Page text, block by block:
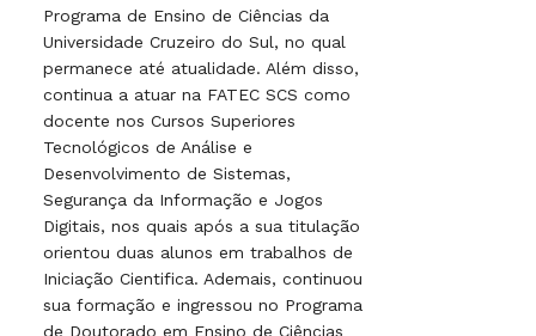
Programa de Ensino de Ciências da
Universidade Cruzeiro do Sul, no qual
permanece até atualidade. Além disso,
continua a atuar na FATEC SCS como
docente nos Cursos Superiores
Tecnológicos de Análise e
Desenvolvimento de Sistemas,
Segurança da Informação e Jogos
Digitais, nos quais após a sua titulação
orientou duas alunos em trabalhos de
Iniciação Cientifica. Ademais, continuou
sua formação e ingressou no Programa
de Doutorado em Ensino de Ciências